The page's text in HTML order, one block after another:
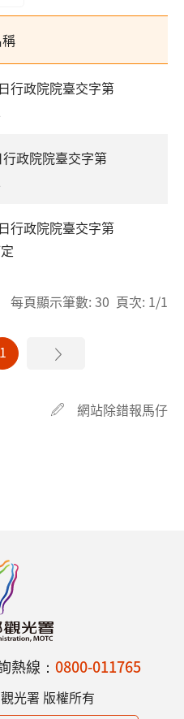
行政院院臺交字第
政院院臺交字第
行政院院臺交字第
每頁顯示筆數: 30 頁次: 1/1
1
網站除錯報馬仔
熱線： 0800-011765
光署 版權所有